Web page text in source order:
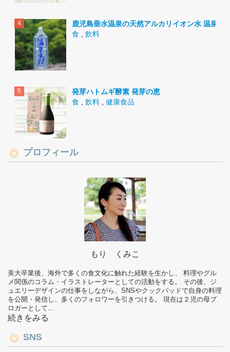
鹿児島垂水温泉の天然アルカリイオン水 温泉水
食
飲料
発芽ハトムギ酵素 発芽の恵
食
飲料 健康食品
プロフィール
もり くみこ
美大卒業後、海外で多くの食文化に触れた経験を生かし、 料理やグル
メ関係のコラム・イラストレーターとしての活動をする。 その後、ジ
ュエリーデザインの仕事をしながら、SNSやクックパッドで自身の料理
を公開・発信し、多くのフォロワーを引きつける。 現在は２児の母ブ
ロガーとして...
続きをみる
SNS